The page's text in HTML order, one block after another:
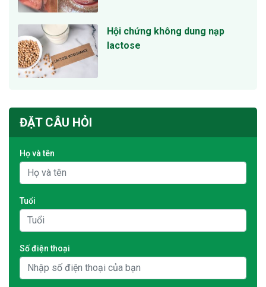
Hội chứng không dung nạp
lactose
ĐẶT CÂU HỎI
Họ và tên
Tuổi
Số điện thoại